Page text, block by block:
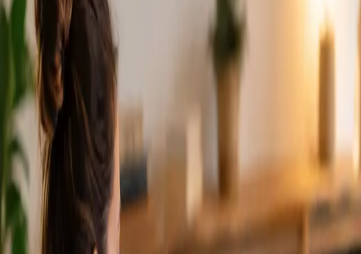
2
Specialist
Cardiología Especialista
From
€79
Duration
15 min